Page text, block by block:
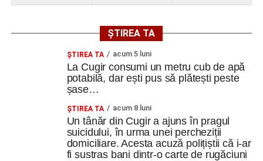
ȘTIREA TA
ȘTIREA TA acum 5 luni
La Cugir consumi un metru cub de apă
potabilă, dar ești pus să plătești peste
șase…
ȘTIREA TA acum 8 luni
Un tânăr din Cugir a ajuns în pragul
suicidului, în urma unei percheziții
domiciliare. Acesta acuză polițiștii că i-ar
fi sustras bani dintr-o carte de rugăciuni